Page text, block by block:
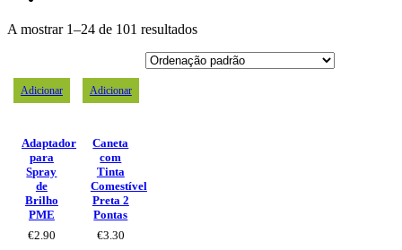
A mostrar 1–24 de 101 resultados
Adicionar
Adaptador
para
Spray
de
Brilho
PME
€2.90
Adicionar
Caneta
com
Tinta
Comestível
Preta 2
Pontas
€3.30